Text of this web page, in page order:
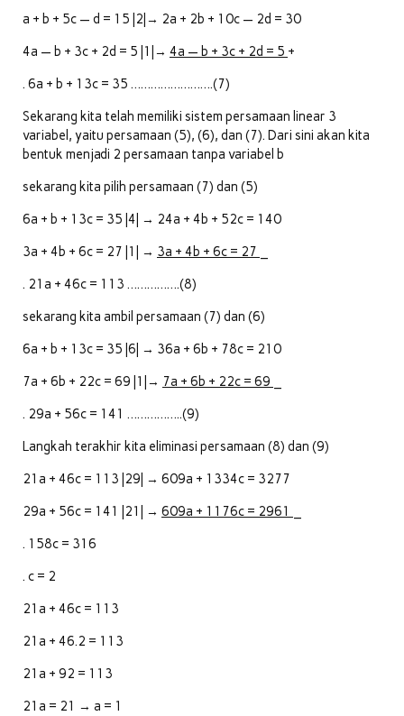
a + b + 5c — d = 15 |2|→ 2a + 2b + 10c — 2d = 30
4a — b + 3c + 2d = 5 |1|→ 4a — b + 3c + 2d = 5 +
. 6a + b + 13c = 35 …………………….(7)
Sekarang kita telah memiliki sistem persamaan linear 3
variabel, yaitu persamaan (5), (6), dan (7). Dari sini akan kita
bentuk menjadi 2 persamaan tanpa variabel b
sekarang kita pilih persamaan (7) dan (5)
6a + b + 13c = 35 |4| → 24a + 4b + 52c = 140
3a + 4b + 6c = 27 |1| → 3a + 4b + 6c = 27
. 21a + 46c = 113 …………….(8)
sekarang kita ambil persamaan (7) dan (6)
6a + b + 13c = 35 |6| → 36a + 6b + 78c = 210
7a + 6b + 22c = 69 |1|→ 7a + 6b + 22c = 69
. 29a + 56c = 141 ……………..(9)
Langkah terakhir kita eliminasi persamaan (8) dan (9)
21a + 46c = 113 |29| → 609a + 1334c = 3277
29a + 56c = 141 |21| → 609a + 1176c = 2961
. 158c = 316
. c = 2
21a + 46c = 113
21a + 46.2 = 113
21a + 92 = 113
21a = 21 → a = 1